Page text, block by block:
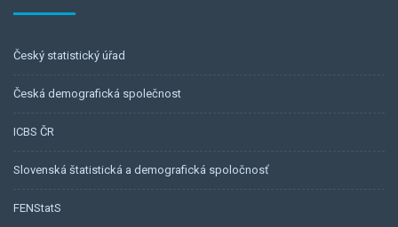
Český statistický úřad
Česká demografická společnost
ICBS ČR
Slovenská štatistická a demografická spoločnosť
FENStatS